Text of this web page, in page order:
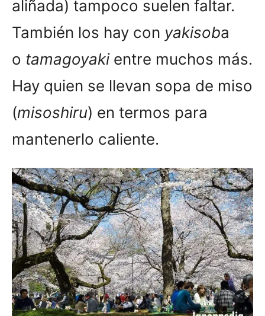
aliñada) tampoco suelen faltar.
También los hay con yakisoba
o tamagoyakientre muchos más.
Hay quien se llevan sopa de miso
(misoshiru) en termos para
mantenerlo caliente.